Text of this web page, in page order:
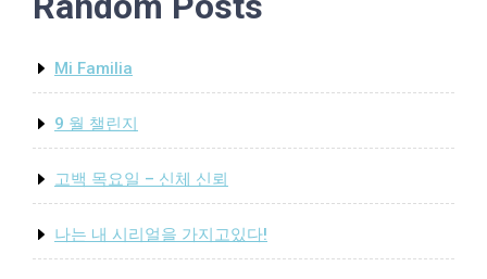
의
포
Mi Familia
9 월 챌린지
고백 목요일 – 신체 신뢰
나는 내 시리얼을 가지고있다!